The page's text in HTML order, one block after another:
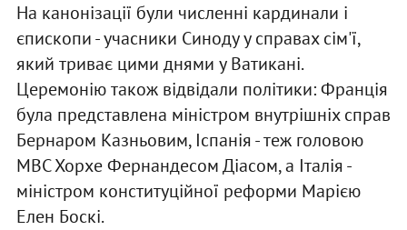
На канонізації були численні кардинали і
єпископи - учасники Синоду у справах сім'ї,
який триває цими днями у Ватикані.
Церемонію також відвідали політики: Франція
була представлена міністром внутрішніх справ
Бернаром Казньовим, Іспанія - теж головою
МВС Хорхе Фернандесом Діасом, а Італія -
міністром конституційної реформи Марією
Елен Боскі.